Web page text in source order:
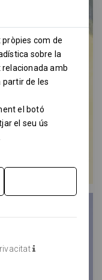
com de
sobre la
amb
partir de les
el botó
el seu ús